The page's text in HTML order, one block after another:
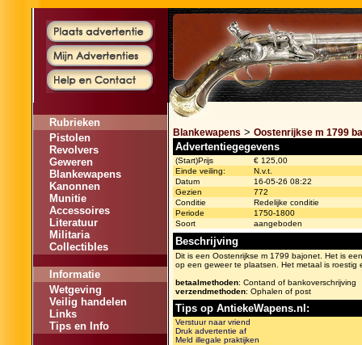
Rubrieken
Pistolen
Revolvers
Geweren
Blankewapens
Kanonnen
Munitie
Accessoires
Literatuur
Militaria
Collectibles
Informatie
Wetgeving
Veilig handelen
Links
Tips en Info
Blankewapens > Oostenrijkse m 1799
Advertentiegegevens
(Start)Prijs
€ 125,00
Einde veiling:
N.v.t.
Datum
16-05-26 08:22
Gezien
772
Conditie
Redelijke conditie
Periode
1750-1800
Soort
aangeboden
Beschrijving
Dit is een Oostenrijkse m 1799 bajonet. Het is
op een geweer te plaatsen. Het metaal is roestig
betaalmethoden: Contand of bankoverschrijving
verzendmethoden: Ophalen of post
Tips op AntiekeWapens.nl:
Verstuur naar vriend
Druk advertentie af
Meld illegale praktijken